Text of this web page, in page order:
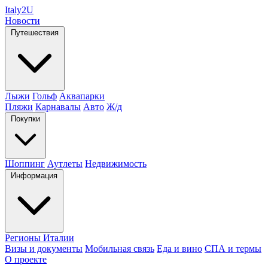
Italy2U
Новости
Путешествия
Лыжи Гольф Аквапарки
Пляжи Карнавалы Авто Ж/д
Покупки
Шоппинг Аутлеты Недвижимость
Информация
Регионы Италии
Визы и документы Мобильная связь Еда и вино СПА и термы
О проекте